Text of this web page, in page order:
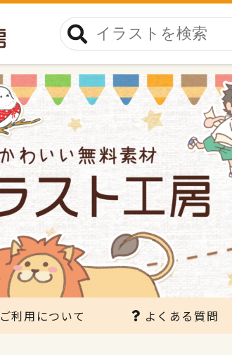
ご利用について よくある質問